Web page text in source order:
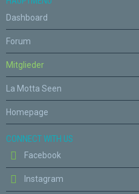
Dashboard
Forum
Mitglieder
La Motta Seen
Homepage
CONNECT WITH US
Facebook
Instagram